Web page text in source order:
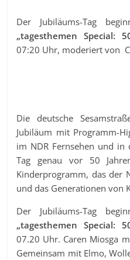
Der Jubiläums-Tag
„tagesthemen Special:
07:20 Uhr, moderiert von
Die deutsche
Jubiläum mit Programm-
im NDR Fernsehen und in
Tag genau vor 50
Kinderprogramm, das der
und das Generationen von
Der Jubiläums-Tag
„tagesthemen Special:
07.20 Uhr. Caren Miosga
Gemeinsam mit Elmo,